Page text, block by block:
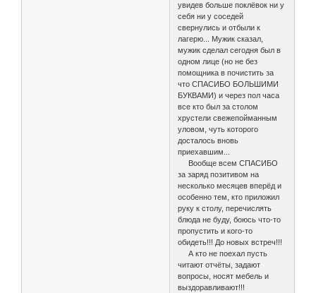
увидев больше поклёвок ни у
себя ни у соседей
свернулись и отбыли к
лагерю... Мужик сказал,
мужик сделал сегодня был в
одном лице (но не без
помощника в почистить за
что СПАСИБО БОЛЬШИМИ
БУКВАМИ) и через пол часа
все кто был за столом
хрустели свежепойманным
уловом, чуть которого
досталось вновь
приехавшим...
Вообще всем СПАСИБО
за заряд позитивом на
несколько месяцев вперёд и
особенно тем, кто приложил
руку к столу, перечислять
блюда не буду, боюсь что-то
пропустить и кого-то
обидеть!!! До новых встреч!!!
А кто не поехал пусть
читают отчёты, задают
вопросы, носят мебель и
выздоравливают!!!